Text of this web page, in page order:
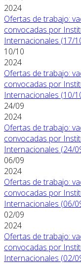
2024
Ofertas de trabajo:
convocadas por
Internacionales (17/
10/10
2024
Ofertas de trabajo:
convocadas por
Internacionales (10/
24/09
2024
Ofertas de trabajo:
convocadas por
Internacionales (24/
06/09
2024
Ofertas de trabajo:
convocadas por
Internacionales (06/
02/09
2024
Ofertas de trabajo:
convocadas por
Internacionales (02/